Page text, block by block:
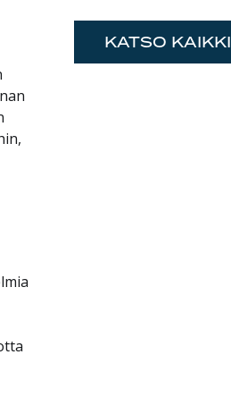
KATSO KAIKKI